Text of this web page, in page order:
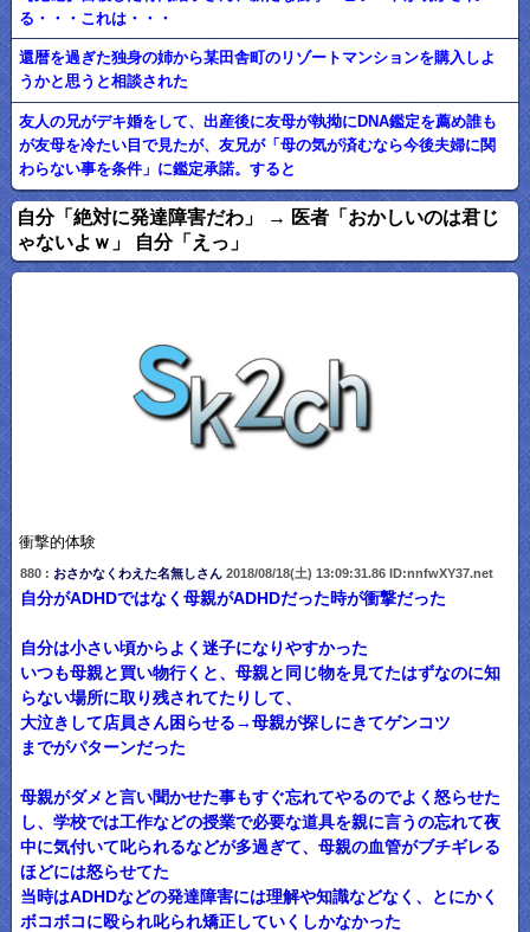
る・・・これは・・・
還暦を過ぎた独身の姉から某田舎町のリゾートマンションを購入しよ
うかと思うと相談された
友人の兄がデキ婚をして、出産後に友母が執拗にDNA鑑定を薦め誰も
が友母を冷たい目で見たが、友兄が「母の気が済むなら今後夫婦に関
わらない事を条件」に鑑定承諾。すると
自分「絶対に発達障害だわ」 → 医者「おかしいのは君じ
ゃないよｗ」 自分「えっ」
衝撃的体験
880 : おさかなくわえた名無しさん2018/08/18(土) 13:09:31.86 ID:nnfwXY37.net
自分がADHDではなく母親がADHDだった時が衝撃だった
自分は小さい頃からよく迷子になりやすかった
いつも母親と買い物行くと、母親と同じ物を見てたはずなのに知
らない場所に取り残されてたりして、
大泣きして店員さん困らせる→母親が探しにきてゲンコツ
までがパターンだった
母親がダメと言い聞かせた事もすぐ忘れてやるのでよく怒らせた
し、学校では工作などの授業で必要な道具を親に言うの忘れて夜
中に気付いて叱られるなどが多過ぎて、母親の血管がブチギレる
ほどには怒らせてた
当時はADHDなどの発達障害には理解や知識などなく、とにかく
ボコボコに殴られ叱られ矯正していくしかなかった